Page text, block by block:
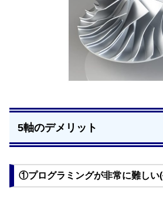
5軸のデメリット
①プログラミングが非常に難しい